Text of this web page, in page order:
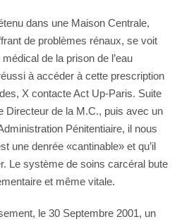
dans une Maison Centrale,
de problèmes rénaux, se voit
de la prison de l’eau
à accéder à cette prescription
X contacte Act Up-Paris. Suite
Directeur de la M.C., puis avec un
Pénitentiaire, il nous
une denrée «cantinable» et qu’il
Le système de soins carcéral bute
et même vitale.
le 30 Septembre 2001, un